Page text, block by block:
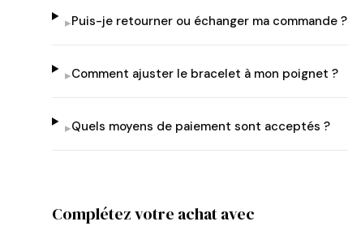
▸Puis-je retourner ou échanger ma commande ?
▸Comment ajuster le bracelet à mon poignet ?
▸Quels moyens de paiement sont acceptés ?
Complétez votre achat avec